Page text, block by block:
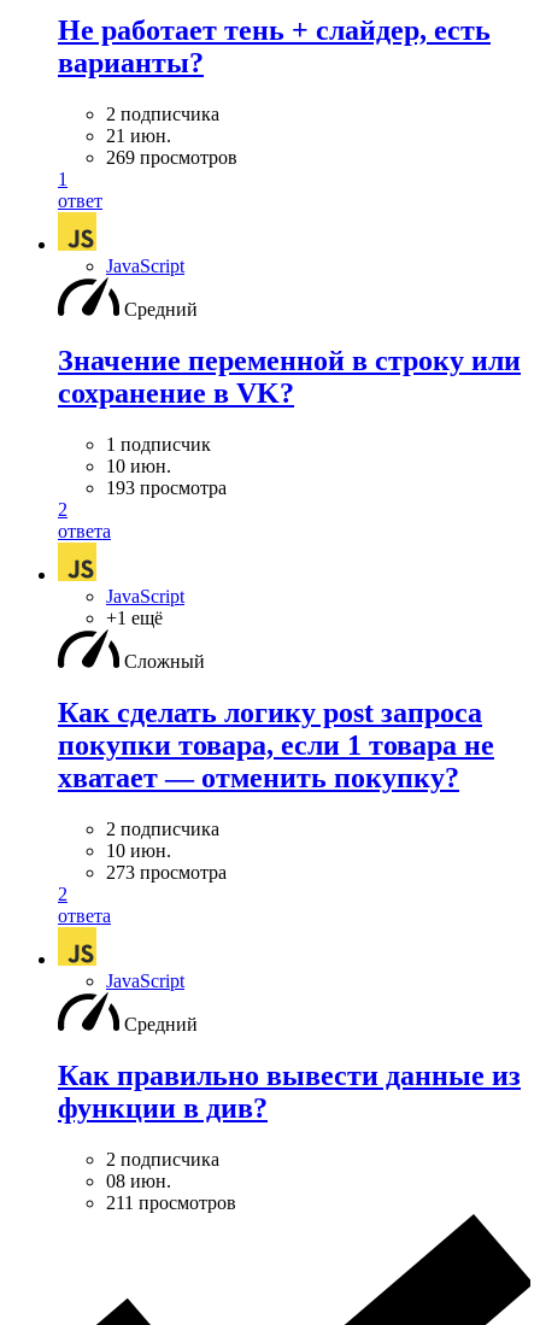
Не работает тень + слайдер, есть
варианты?
2 подписчика
21 июн.
269 просмотров
1
ответ
JavaScript
Средний
Значение переменной в строку или
сохранение в VK?
1 подписчик
10 июн.
193 просмотра
2
ответа
JavaScript
+1 ещё
Сложный
Как сделать логику post запроса
покупки товара, если 1 товара не
хватает — отменить покупку?
2 подписчика
10 июн.
273 просмотра
2
ответа
JavaScript
Средний
Как правильно вывести данные из
функции в див?
2 подписчика
08 июн.
211 просмотров